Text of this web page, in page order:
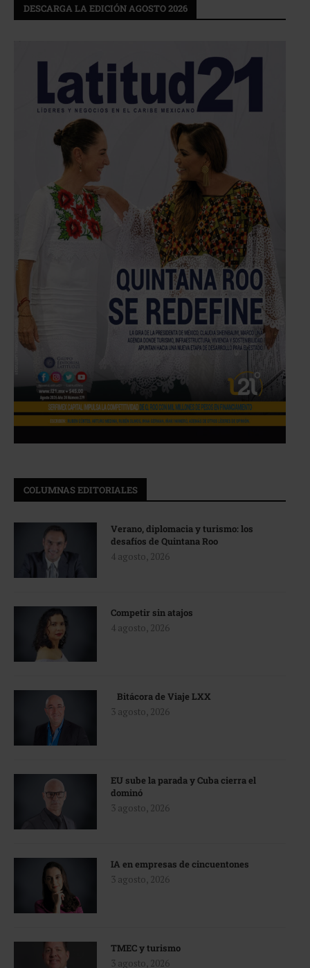
DESCARGA LA EDICIÓN AGOSTO 2026
COLUMNAS EDITORIALES
Verano, diplomacia y turismo: los
desafíos de Quintana Roo
4 agosto, 2026
Competir sin atajos
4 agosto, 2026
Bitácora de Viaje LXX
3 agosto, 2026
EU sube la parada y Cuba cierra el
dominó
3 agosto, 2026
IA en empresas de cincuentones
3 agosto, 2026
TMEC y turismo
3 agosto, 2026